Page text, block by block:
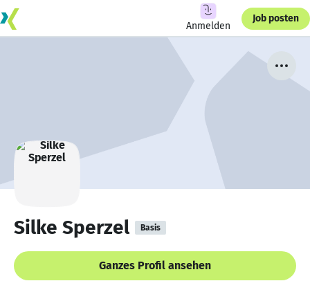
Anmelden
Job posten
Silke Sperzel Basis
Ganzes Profil ansehen